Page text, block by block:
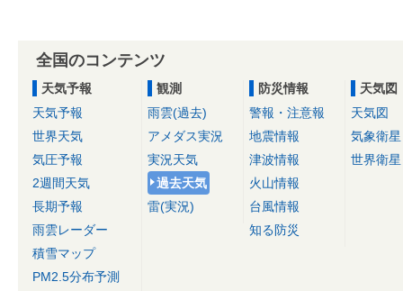
全国のコンテンツ
天気予報
天気予報
世界天気
気圧予報
2週間天気
長期予報
雨雲レーダー
積雪マップ
PM2.5分布予測
観測
雨雲(過去)
アメダス実況
実況天気
過去天気
雷(実況)
防災情報
警報・注意報
地震情報
津波情報
火山情報
台風情報
知る防災
天気図
天気図
気象衛星
世界衛星